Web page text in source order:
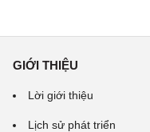
GIỚI THIỆU
Lời giới thiệu
Lịch sử phát triển